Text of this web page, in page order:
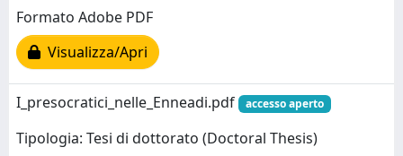
Formato Adobe PDF
Visualizza/Apri
I_presocratici_nelle_Enneadi.pdf accesso aperto
Tipologia: Tesi di dottorato (Doctoral Thesis)